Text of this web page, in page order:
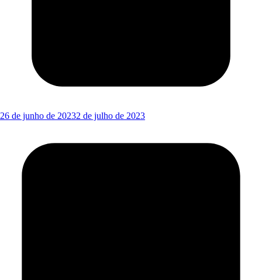
26 de junho de 20232 de julho de 2023